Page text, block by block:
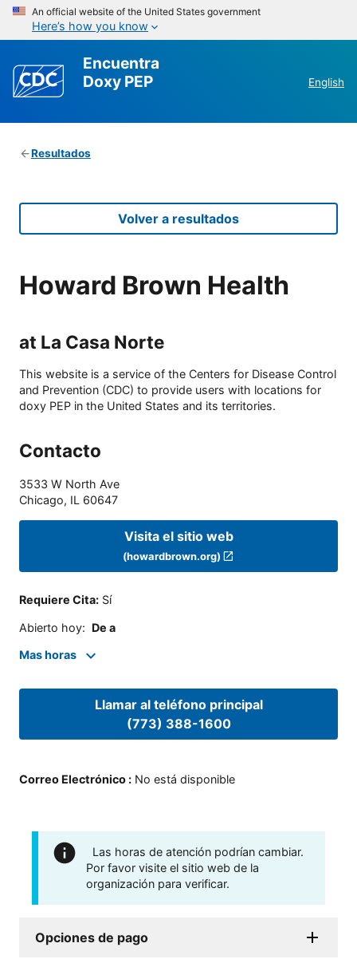
An official website of the United States government
Here’s how you know
Encuentra
Doxy PEP
English
Resultados
Volver a resultados
Howard Brown Health
at La Casa Norte
This website is a service of the Centers for Disease Control
and Prevention (CDC) to provide users with locations for
doxy PEP in the United States and its territories.
Contacto
3533 W North Ave
Chicago, IL 60647
Visita el sitio web
(howardbrown.org)
Requiere Cita: Sí
Abierto hoy: De a
Mas horas
Llamar al teléfono principal
(773) 388-1600
Correo Electrónico : No está disponible
Las horas de atención podrían cambiar.
Por favor visite el sitio web de la
organización para verificar.
Opciones de pago